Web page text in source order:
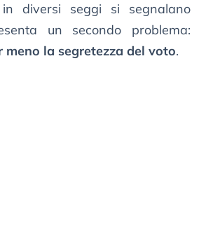
diversi seggi si segnalano
un secondo problema:
la segretezza del voto.